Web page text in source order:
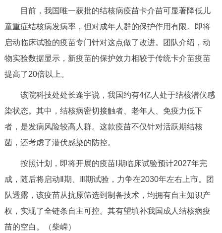
专题公开
政务服务
便民服务 利企服务 投资项目
中介服务 阳光政务
政民互动
12345网上接诉即办 我要咨询 我要建议
参与调查
目前，我国唯一获批的结核病疫苗卡介苗可显著降低儿
童重症结核病发病率，但对成年人群的保护作用有限。即将
启动临床试验的疫苗专门针对这点做了改进。团队介绍，动
物实验数据显示，新疫苗的保护效力相较于传统卡介苗疫苗
提高了20倍以上。
该院科技处处长逄宇说，我国约有4亿人处于结核潜伏感
染状态。其中，结核病密切接触者、老年人、免疫力低下
者，是发病风险较高人群。这款疫苗不仅针对活跃期结核
菌，还考虑了潜伏感染的防控。
按照计划，即将开展的疫苗Ⅰ期临床试验预计2027年完
成，随后将启动Ⅱ期、Ⅲ期试验，力争在2030年左右上市。团
队透露，该疫苗从抗原筛选到制备技术，均拥有自主知识产
权，实现了全链条自主可控。其有望填补我国成人结核病疫
苗的空白。（柴嵘）